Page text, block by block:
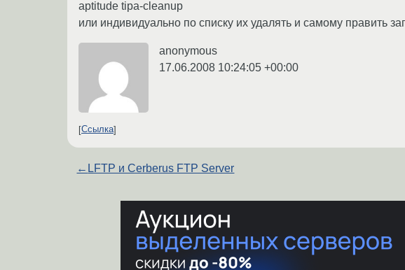
aptitude tipa-cleanup
или индивидуально по списку их удалять и самому править
anonymous
17.06.2008 10:24:05 +00:00
Ссылка
← LFTP и Cerberus FTP Server